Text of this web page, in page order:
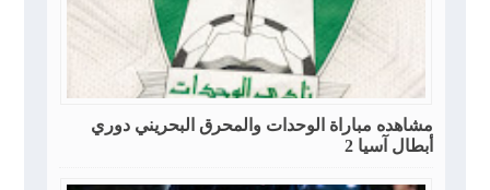
مشاهده مباراة الوحدات والمحرق البحريني دوري
أبطال آسيا 2